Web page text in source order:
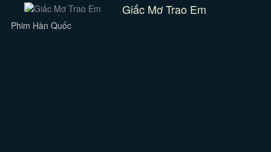
Giấc Mơ Trao Em
Phim Hàn Quốc